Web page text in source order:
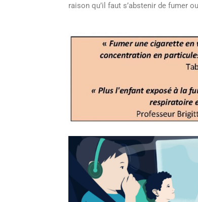
raison qu’il faut s’abstenir de fumer